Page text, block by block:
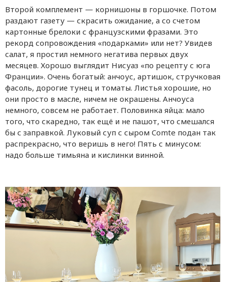
Второй комплемент — корнишоны в горшочке. Потом
раздают газету — скрасить ожидание, а со счетом
картонные брелоки с французскими фразами. Это
рекорд сопровождения «подарками» или нет? Увидев
салат, я простил немного негатива первых двух
месяцев. Хорошо выглядит Нисуаз «по рецепту с юга
Франции». Очень богатый: анчоус, артишок, стручковая
фасоль, дорогие тунец и томаты. Листья хорошие, но
они просто в масле, ничем не окрашены. Анчоуса
немного, совсем не работает. Половинка яйца: мало
того, что скаредно, так ещё и не пашот, что смешался
бы с заправкой. Луковый суп с сыром Comte подан так
распрекрасно, что веришь в него! Пять с минусом:
надо больше тимьяна и кислинки винной.